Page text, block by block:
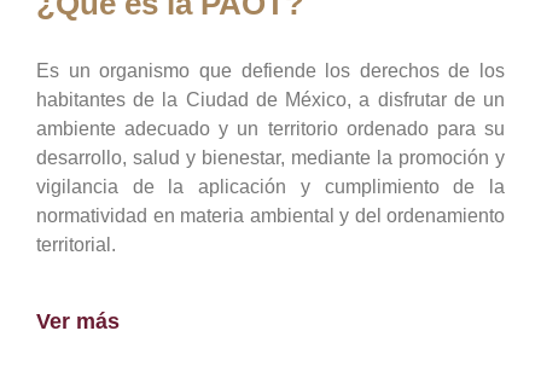
Es un organismo que defiende los derechos de los
habitantes de la Ciudad de México, a disfrutar de un
ambiente adecuado y un territorio ordenado para su
desarrollo, salud y bienestar, mediante la promoción y
vigilancia de la aplicación y cumplimiento de la
normatividad en materia ambiental y del ordenamiento
territorial.
Ver más